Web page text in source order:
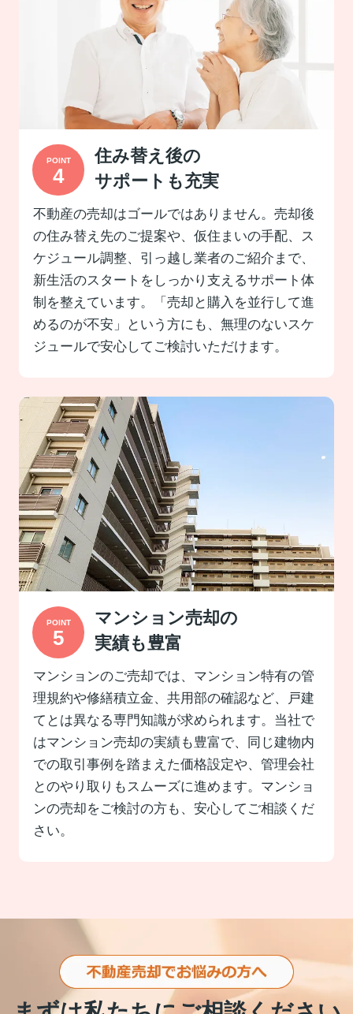
住み替え後の
サポートも充実
不動産の売却はゴールではありません。売却後
の住み替え先のご提案や、仮住まいの手配、ス
ケジュール調整、引っ越し業者のご紹介まで、
新生活のスタートをしっかり支えるサポート体
制を整えています。「売却と購入を並行して進
めるのが不安」という方にも、無理のないスケ
ジュールで安心してご検討いただけます。
マンション売却の
実績も豊富
マンションのご売却では、マンション特有の管
理規約や修繕積立金、共用部の確認など、戸建
てとは異なる専門知識が求められます。当社で
はマンション売却の実績も豊富で、同じ建物内
での取引事例を踏まえた価格設定や、管理会社
とのやり取りもスムーズに進めます。マンショ
ンの売却をご検討の方も、安心してご相談くだ
さい。